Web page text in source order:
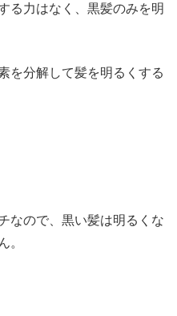
る力はなく、黒髪のみを明
を分解して髪を明るくする
なので、黒い髪は明るくな
。